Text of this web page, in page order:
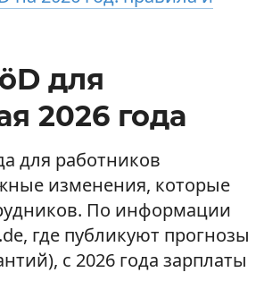
для
2026 года
для работников
изменения, которые
По информации
где публикуют прогнозы
с 2026 года зарплаты